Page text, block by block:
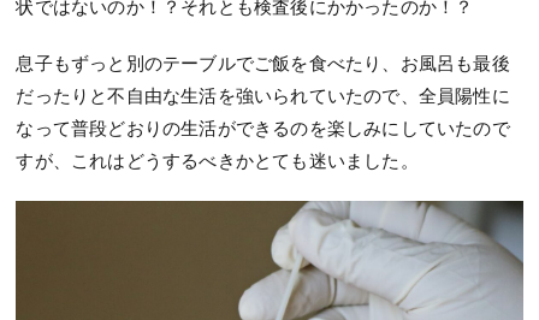
状ではないのか！？それとも検査後にかかったのか！？
息子もずっと別のテーブルでご飯を食べたり、お風呂も最後
だったりと不自由な生活を強いられていたので、全員陽性に
なって普段どおりの生活ができるのを楽しみにしていたので
すが、これはどうするべきかとても迷いました。